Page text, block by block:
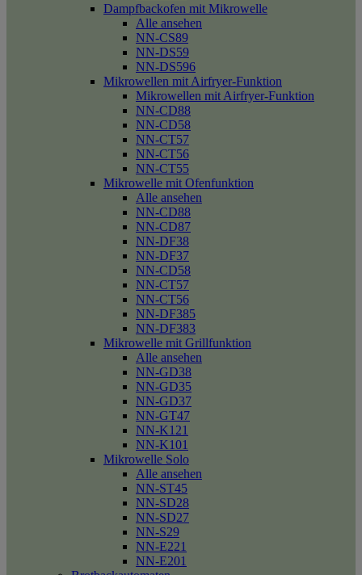
Dampfbackofen mit Mikrowelle
Alle ansehen
NN-CS89
NN-DS59
NN-DS596
Mikrowellen mit Airfryer-Funktion
Mikrowellen mit Airfryer-Funktion
NN-CD88
NN-CD58
NN-CT57
NN-CT56
NN-CT55
Mikrowelle mit Ofenfunktion
Alle ansehen
NN-CD88
NN-CD87
NN-DF38
NN-DF37
NN-CD58
NN-CT57
NN-CT56
NN-DF385
NN-DF383
Mikrowelle mit Grillfunktion
Alle ansehen
NN-GD38
NN-GD35
NN-GD37
NN-GT47
NN-K121
NN-K101
Mikrowelle Solo
Alle ansehen
NN-ST45
NN-SD28
NN-SD27
NN-S29
NN-E221
NN-E201